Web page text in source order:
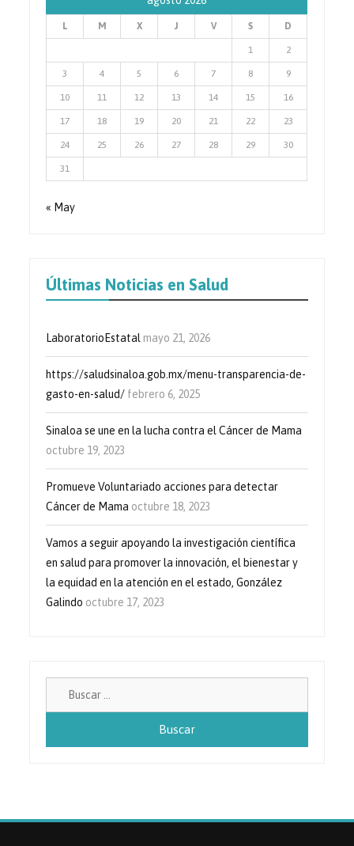
L M X J V S D
1 2
3 4 5 6 7 8 9
10 11 12 13 14 15 16
17 18 19 20 21 22 23
24 25 26 27 28 29 30
31
« May
Últimas Noticias en Salud
LaboratorioEstatal mayo 21, 2026
https://saludsinaloa.gob.mx/menu-transparencia-de-
gasto-en-salud/ febrero 6, 2025
Sinaloa se une en la lucha contra el Cáncer de Mama
octubre 19, 2023
Promueve Voluntariado acciones para detectar
Cáncer de Mama octubre 18, 2023
Vamos a seguir apoyando la investigación científica
en salud para promover la innovación, el bienestar y
la equidad en la atención en el estado, González
Galindo octubre 17, 2023